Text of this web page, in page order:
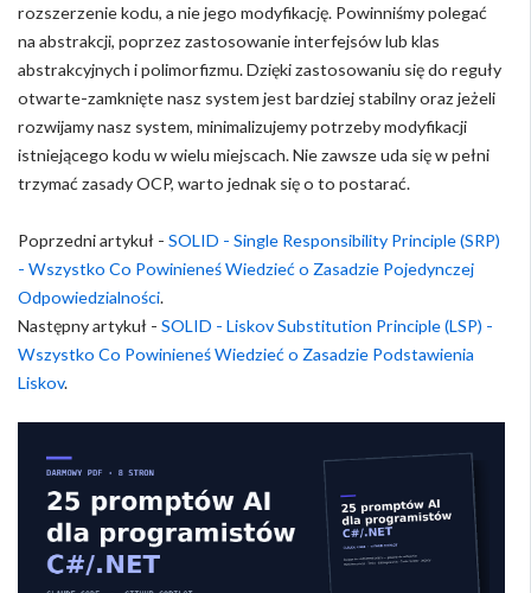
rozszerzenie kodu, a nie jego modyfikację. Powinniśmy polegać
na abstrakcji, poprzez zastosowanie interfejsów lub klas
abstrakcyjnych i polimorfizmu. Dzięki zastosowaniu się do reguły
otwarte-zamknięte nasz system jest bardziej stabilny oraz jeżeli
rozwijamy nasz system, minimalizujemy potrzeby modyfikacji
istniejącego kodu w wielu miejscach. Nie zawsze uda się w pełni
trzymać zasady OCP, warto jednak się o to postarać.
Poprzedni artykuł - SOLID - Single Responsibility Principle (SRP)
- Wszystko Co Powinieneś Wiedzieć o Zasadzie Pojedynczej
Odpowiedzialności.
Następny artykuł - SOLID - Liskov Substitution Principle (LSP) -
Wszystko Co Powinieneś Wiedzieć o Zasadzie Podstawienia
Liskov.